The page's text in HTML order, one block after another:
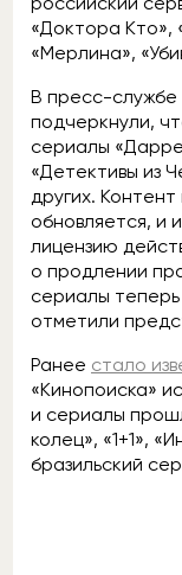
«Доктора Кто»,
«Мерлина»,
В пресс-службе
подчеркнули,
сериалы
«Детективы из
других.
обновляется, и
лицензию
о продлении
сериалы
отметили
Ранее стало
«Кинопоиска»
и сериалы
колец», «1+1»,
бразильский